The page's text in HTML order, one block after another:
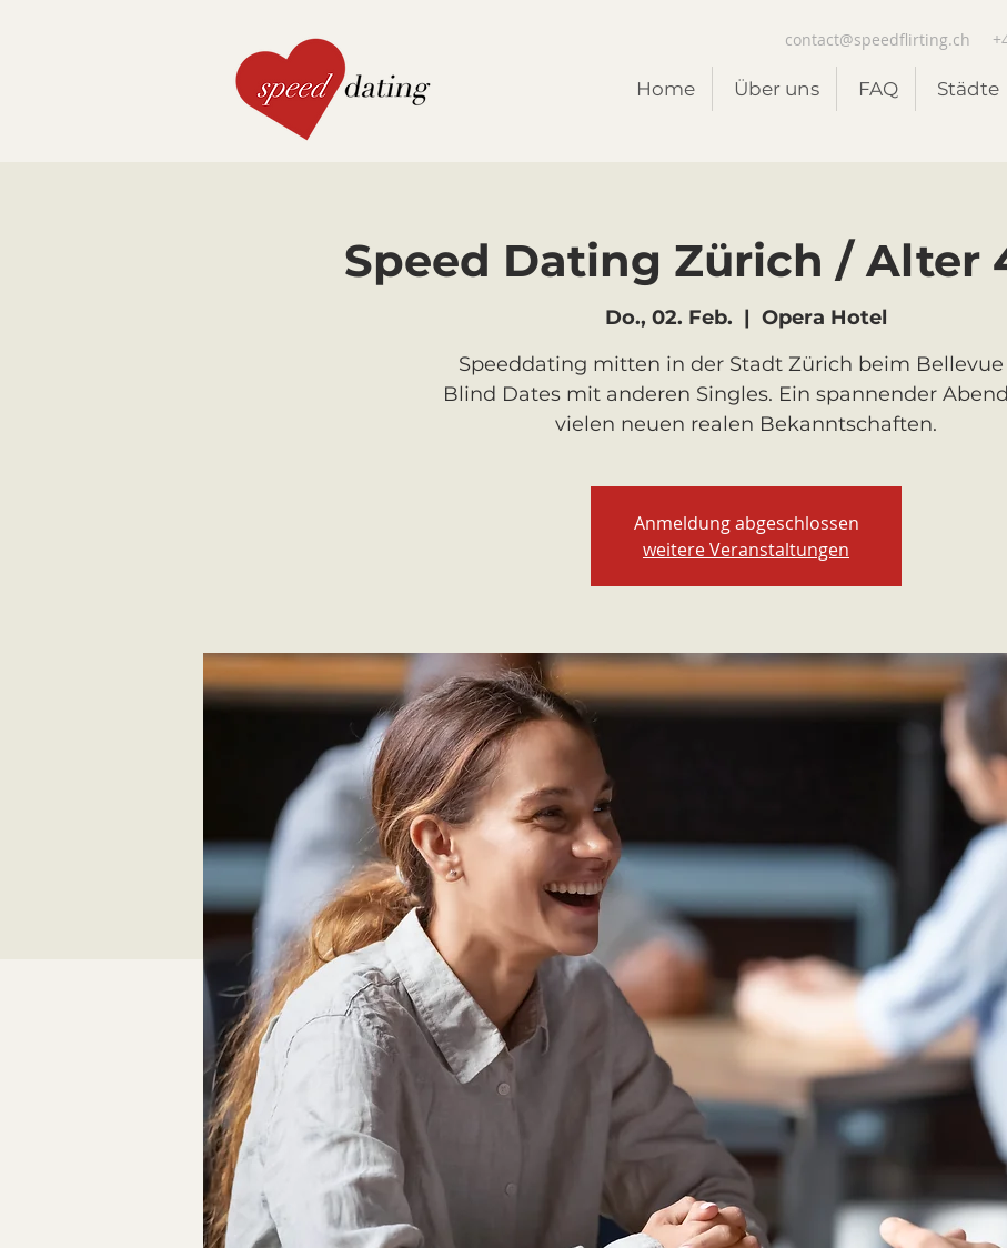
contact@speedflirting.ch
Home Über uns FAQ Städte
Speed Dating Zürich / Alter
Do., 02. Feb.
  |
Opera Hotel
Speeddating mitten in der Stadt Zürich beim Bellevue
Blind Dates mit anderen Singles. Ein spannender
vielen neuen realen Bekanntschaften.
Anmeldung abgeschlossen
weitere Veranstaltungen